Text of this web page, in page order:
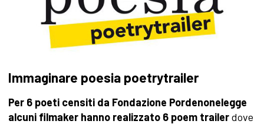
Immaginare poesia poetrytrailer
Per 6 poeti censiti da Fondazione Pordenonelegge
alcuni filmaker hanno realizzato 6 poem trailerdove